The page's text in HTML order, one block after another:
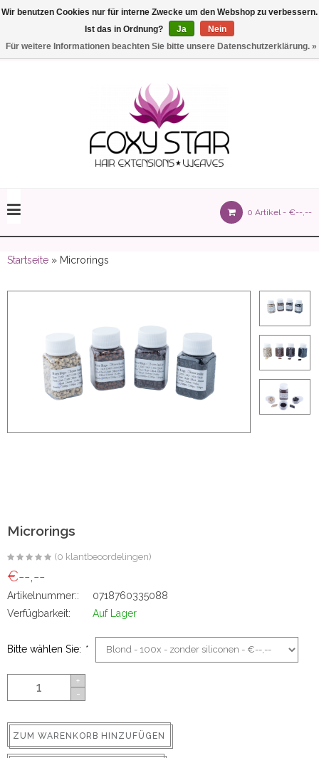
Einstellungen
0 Artikel - €--,--
150 gram)
Startseite » Microrings
Microrings
(0 klantbeoordelingen)
€--,--
Artikelnummer::
0718760335088
Verfügbarkeit:
Auf Lager
Bitte wählen Sie: *
+
-
ZUM WARENKORB HINZUFÜGEN
Wir benutzen Cookies nur für interne Zwecke um den Webshop zu verbessern.
Ist das in Ordnung?
Ja
Nein
Für weitere Informationen beachten Sie bitte unsere Datenschutzerklärung. »